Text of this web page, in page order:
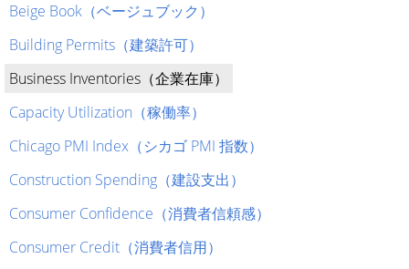
Beige Book（ベージュブック）
Building Permits（建築許可）
Business Inventories（企業在庫）
Capacity Utilization（稼働率）
Chicago PMI Index（シカゴ PMI 指数）
Construction Spending（建設支出）
Consumer Confidence（消費者信頼感）
Consumer Credit（消費者信用）